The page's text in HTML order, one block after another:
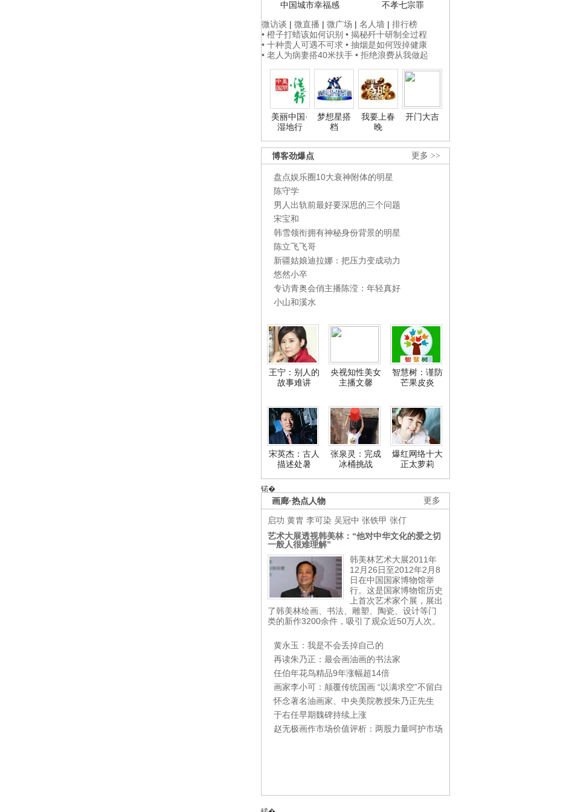
中国城市幸福感
不孝七宗罪
微访谈 | 微直播 | 微广场 | 名人墙 | 排行榜
• 橙子打蜡该如何识别 • 揭秘歼十研制全过程
• 十种贵人可遇不可求 • 抽烟是如何毁掉健康
• 老人为病妻搭40米扶手 • 拒绝浪费从我做起
美丽中国·
湿地行
梦想星搭
档
我要上春
晚
开门大吉
更多 >>
博客劲爆点
盘点娱乐圈10大衰神附体的明星
陈守学
男人出轨前最好要深思的三个问题
宋宝和
韩雪领衔拥有神秘身份背景的明星
陈立飞飞哥
新疆姑娘迪拉娜：把压力变成动力
悠然小卒
专访青奥会俏主播陈滢：年轻真好
小山和溪水
王宁：别人的
故事难讲
央视知性美女
主播文馨
智慧树：谨防
芒果皮炎
宋英杰：古人
描述处暑
张泉灵：完成
冰桶挑战
爆红网络十大
正太萝莉
锘�
更多
画廊·热点人物
启功 黄胄 李可染 吴冠中 张铁甲 张仃
艺术大展透视韩美林：“他对中华文化的爱之切
一般人很难理解”
韩美林艺术大展2011年
12月26日至2012年2月8
日在中国国家博物馆举
行。这是国家博物馆历史
上首次艺术家个展，展出
了韩美林绘画、书法、雕塑、陶瓷、设计等门
类的新作3200余件，吸引了观众近50万人次。
黄永玉：我是不会丢掉自己的
再读朱乃正：最会画油画的书法家
任伯年花鸟精品9年涨幅超14倍
画家李小可：颠覆传统国画 “以满求空”不留白
怀念著名油画家、中央美院教授朱乃正先生
于右任早期魏碑持续上涨
赵无极画作市场价值评析：两股力量呵护市场